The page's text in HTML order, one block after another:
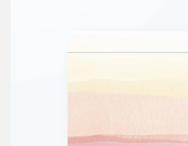
長3窓付（
洋長3窓付（